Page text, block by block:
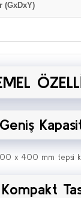
(GxDxY)
x 400 mm tepsi